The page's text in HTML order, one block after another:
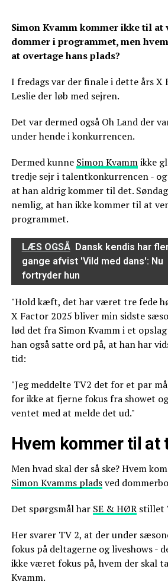
Simon Kvamm kommer ikke til at
dommer i programmet, men
at overtage hans plads?
I fredags var der finale i dette års X
Leslie der løb med sejren.
Det var dermed også Oh Land der
under hende i konkurrencen.
Dermed kunne Simon Kvammikke
tredje sejr i talentkonkurrencen -
at han aldrig kommer til det.
nemlig, at han ikke kommer til at
programmet.
LÆS OGSÅ Dansk kendis har
gange afvist 'Vild med dans': Nu
fortryder hun
"Hold kæft, det har været tre fede
X Factor 2025 bliver min sidste
lød det fra Simon Kvamm i et
han også satte ord på, at han har
tid:
"Jeg meddelte TV2 det for et par
for ikke at fjerne fokus fra showet
ventet med at melde det ud."
Hvem kommer til at
Men hvad skal der så ske? Hvem
Simon Kvamms pladsved
Det spørgsmål har SE & HØRstillet
Her svarer TV 2, at der under
fokus på deltagerne og liveshows -
ikke været fokus på, hvem der skal
Kvamm.